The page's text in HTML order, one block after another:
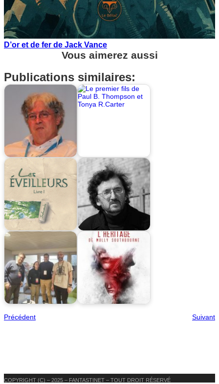
D’or et de fer de Jack Vance
Vous aimerez aussi
Publications similaires:
Précédent Suivant
COPYRIGHT (C) – 2025 – FANTASTINET – TOUT DROIT RÉSERVÉ